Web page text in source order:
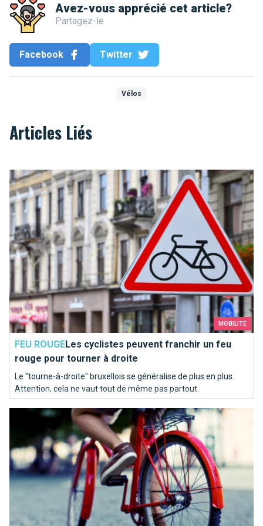
Avez-vous apprécié cet article?
Partagez-le
Facebook Twitter
Vélos
Articles Liés
MOBILITÉ
FEU ROUGELes cyclistes peuvent franchir un feu
rouge pour tourner à droite
Le "tourne-à-droite" bruxellois se généralise de plus en plus.
Attention, cela ne vaut tout de même pas partout.
Les cyclistes peuvent franchir un feu rouge pour tourner à
Idées reçues sur la pratique du vélo à Bruxelles